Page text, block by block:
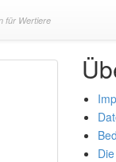
für Wertiere